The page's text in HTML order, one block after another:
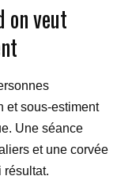
on veut
et sous-estiment
Une séance
et une corvée
résultat.